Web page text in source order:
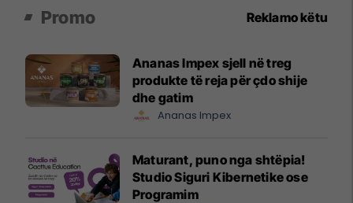
Promo Reklamo këtu
Ananas Impex sjell në treg
produkte të reja për çdo shije
dhe gatim
Ananas Impex
Maturant, puno nga shtëpia!
Studio Siguri Kibernetike ose
Programim